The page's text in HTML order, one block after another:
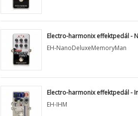
Electro-harmonix effektpedál -
EH-NanoDeluxeMemoryMan
Electro-harmonix effektpedál -
EH-IHM